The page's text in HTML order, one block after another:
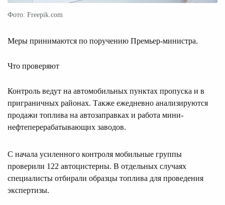
Фото: Freepik.com
Меры принимаются по поручению Премьер-министра.
Что проверяют
Контроль ведут на автомобильных пунктах пропуска и в
приграничных районах. Также ежедневно анализируются
продажи топлива на автозаправках и работа мини-
нефтеперерабатывающих заводов.
С начала усиленного контроля мобильные группы
проверили 122 автоцистерны. В отдельных случаях
специалисты отбирали образцы топлива для проведения
экспертизы.